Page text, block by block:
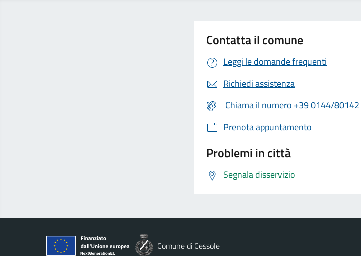
Contatta il comune
Leggi le domande frequenti
Richiedi assistenza
Chiama il numero +39 0144/80142
Prenota appuntamento
Problemi in città
Segnala disservizio
Comune di Cessole